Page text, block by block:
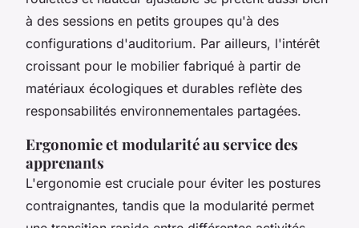
à des sessions en petits groupes qu'à des
configurations d'auditorium. Par ailleurs, l'intérêt
croissant pour le mobilier fabriqué à partir de
matériaux écologiques et durables reflète des
responsabilités environnementales partagées.
Ergonomie et modularité au service des
apprenants
L'ergonomie est cruciale pour éviter les postures
contraignantes, tandis que la modularité permet